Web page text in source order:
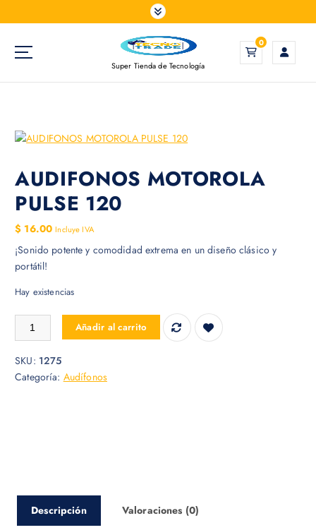
a
Super Tienda de Tecnología
0
AUDIFONOS MOTOROLA
PULSE 120
$ 16.00 Incluye IVA
¡Sonido potente y comodidad extrema en un diseño clásico y
portátil!
Hay existencias
AUDIFONOS MOTOROLA PULSE 120 cantidad
Añadir al carrito
SKU: 1275
Categoría: Audífonos
Descripción Valoraciones (0)